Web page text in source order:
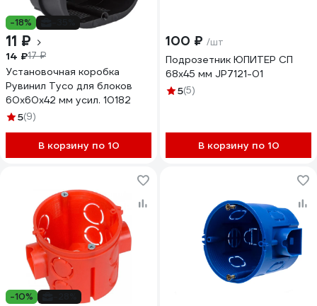
-18%
11 ₽
14 ₽17 ₽
Установочная коробка
Рувинил Тусо для блоков
60x60x42 мм усил. 10182
5(9)
В корзину по 10
100 ₽ /шт
Подрозетник ЮПИТЕР СП
68x45 мм JP7121-01
5(5)
В корзину по 10
-10%